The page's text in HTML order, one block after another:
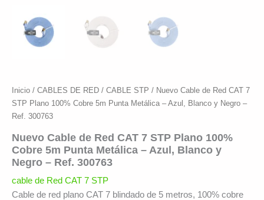
Inicio / CABLES DE RED / CABLE STP / Nuevo Cable de Red CAT 7
STP Plano 100% Cobre 5m Punta Metálica – Azul, Blanco y Negro –
Ref. 300763
Nuevo Cable de Red CAT 7 STP Plano 100%
Cobre 5m Punta Metálica – Azul, Blanco y
Negro – Ref. 300763
cable de Red CAT 7 STP
Cable de red plano CAT 7 blindado de 5 metros, 100% cobre